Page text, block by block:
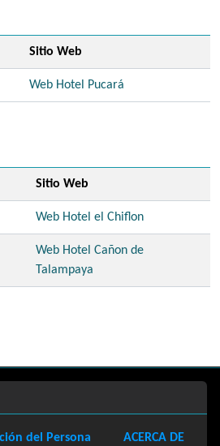
Sitio Web
Web Hotel Pucará
Sitio Web
Web Hotel el Chiflon
Web Hotel Cañon de
Talampaya
links, etc.
del Persona
ACERCA DE